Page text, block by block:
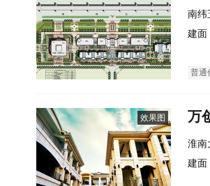
南纬
府广
建
普通
效果图 万
淮南
建